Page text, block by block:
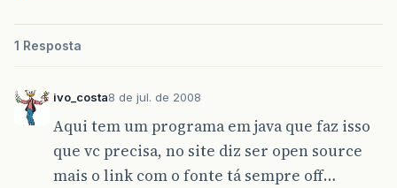
1 Resposta
ivo_costa8 de jul. de 2008
Aqui tem um programa em java que faz isso
que vc precisa, no site diz ser open source
mais o link com o fonte tá sempre off…